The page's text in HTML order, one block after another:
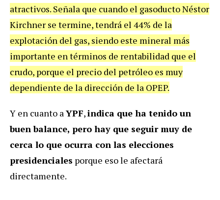
atractivos. Señala que cuando el gasoducto Néstor
Kirchner se termine, tendrá el 44% de la
explotación del gas, siendo este mineral más
importante en términos de rentabilidad que el
crudo, porque el precio del petróleo es muy
dependiente de la dirección de la OPEP.
Y en cuanto aYPF,indica que ha tenido un
buen balance, pero hay que seguir muy de
cerca lo que ocurra con las elecciones
presidenciales porque eso le afectará
directamente.